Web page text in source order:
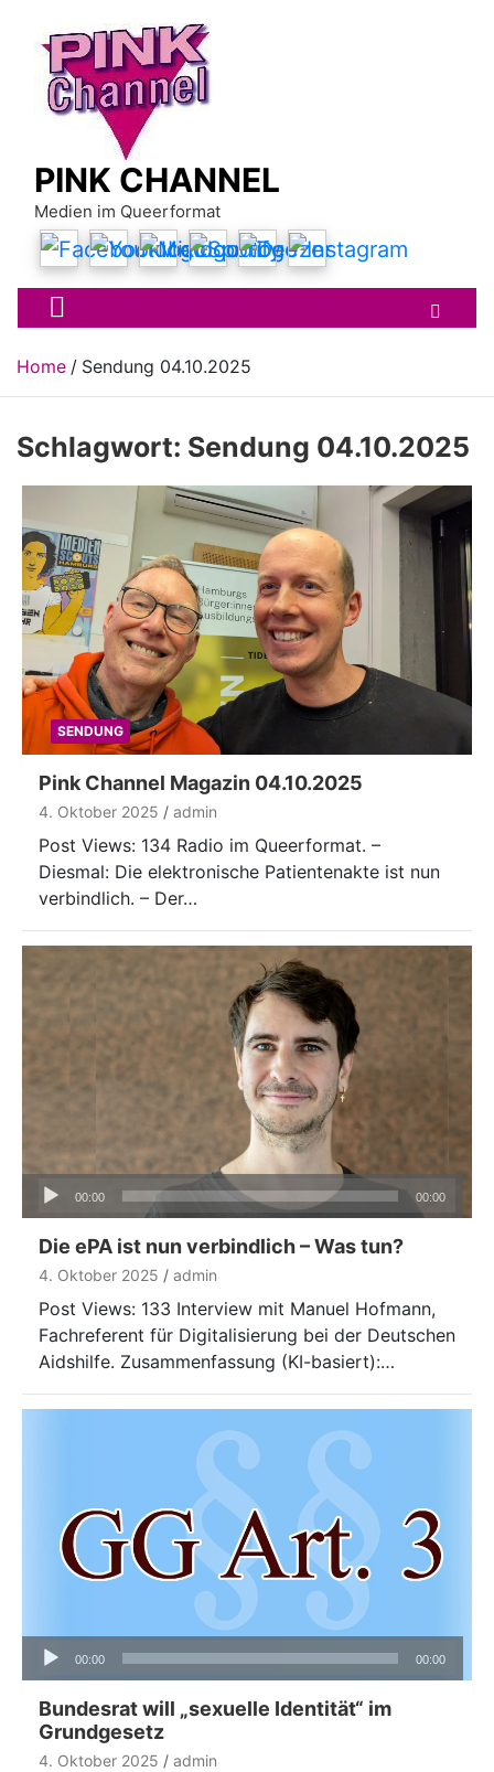
content
PINK CHANNEL
Medien im Queerformat
Home Sendung 04.10.2025
Schlagwort: Sendung 04.10.2025
SENDUNG
Pink Channel Magazin 04.10.2025
4. Oktober 2025 admin
Post Views: 134 Radio im Queerformat. –
Diesmal: Die elektronische Patientenakte ist nun
verbindlich. – Der…
Audio-
00:00 00:00
Die ePA ist nun verbindlich – Was tun?
4. Oktober 2025 admin
Post Views: 133 Interview mit Manuel Hofmann,
Fachreferent für Digitalisierung bei der Deutschen
Aidshilfe. Zusammenfassung (KI-basiert):…
Audio-
Player
00:00 00:00
Bundesrat will „sexuelle Identität“ im
Grundgesetz
4. Oktober 2025 admin